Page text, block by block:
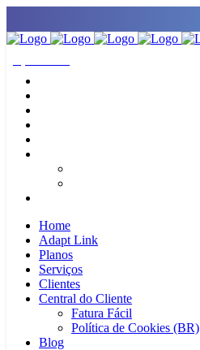
Home
Adapt Link
Planos
Serviços
Clientes
Central do Cliente
Fatura Fácil
Política de Cookies (BR)
Blog